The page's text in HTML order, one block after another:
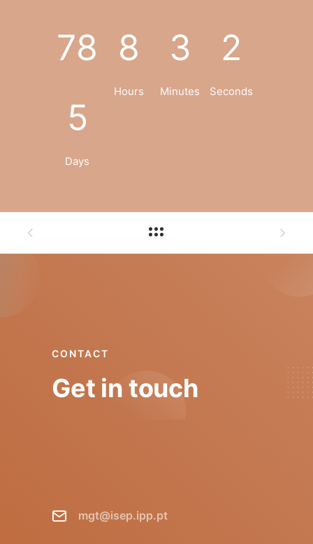
78
5
Days
8
Hours
3
Minutes
1
Second
CONTACT
Get in touch
mgt@isep.ipp.pt